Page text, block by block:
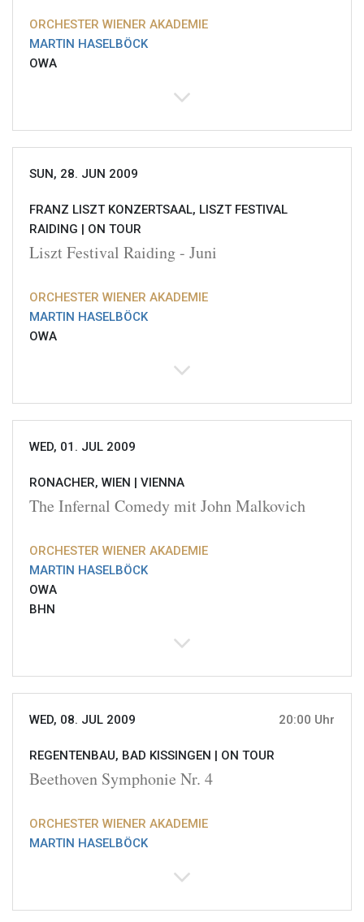
ORCHESTER WIENER AKADEMIE
MARTIN HASELBÖCK
OWA
SUN, 28. JUN 2009
FRANZ LISZT KONZERTSAAL, LISZT FESTIVAL
RAIDING | ON TOUR
Liszt Festival Raiding - Juni
ORCHESTER WIENER AKADEMIE
MARTIN HASELBÖCK
OWA
WED, 01. JUL 2009
RONACHER, WIEN | VIENNA
The Infernal Comedy mit John Malkovich
ORCHESTER WIENER AKADEMIE
MARTIN HASELBÖCK
OWA
BHN
WED, 08. JUL 2009 20:00 Uhr
REGENTENBAU, BAD KISSINGEN | ON TOUR
Beethoven Symphonie Nr. 4
ORCHESTER WIENER AKADEMIE
MARTIN HASELBÖCK